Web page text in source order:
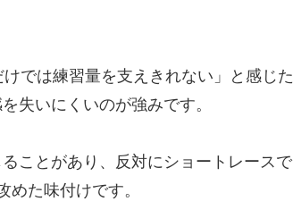
では練習量を支えきれない」と感じた
失いにくいのが強みです。
ことがあり、反対にショートレースで
た味付けです。